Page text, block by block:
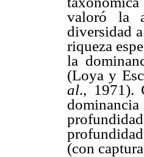
valoró la
diversidad
riqueza
la
(Loya y
al., 1971).
(con